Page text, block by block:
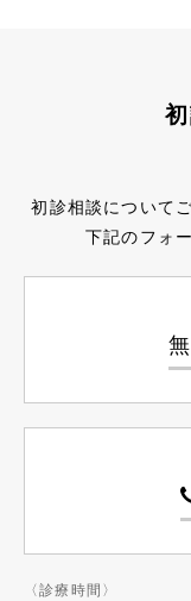
初診相談について
下記のフォ
〈診療時間〉